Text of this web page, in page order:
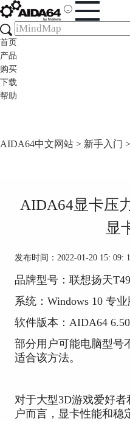
首页
产品
购买
下载
帮助
AIDA64中文网站 > 新手入门
AIDA64显卡压
显
发布时间：2022-01-20 15: 09:
品牌型号：联想扬天
系统：Windows 10 专业
软件版本：AIDA64
部分用户可能电脑型号
适合该方法。
对于大型3D游戏爱好
户而言，显卡性能和稳